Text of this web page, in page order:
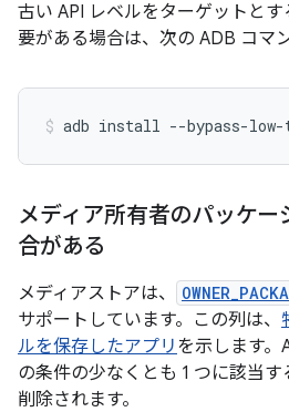
古い API レベルをターゲットと
要がある場合は、次の ADB コマ
adb install --bypass-low-
メディア所有者のパッケ
合がある
メディアストアは、
サポートしています。この列は、
ルを保存したアプリ を示します。
の条件の少なくとも 1 つに該当
削除されます。